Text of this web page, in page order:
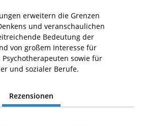
erweitern die Grenzen
und veranschaulichen
Bedeutung der
von großem Interesse für
Psychotherapeuten sowie für
und sozialer Berufe.
Rezensionen